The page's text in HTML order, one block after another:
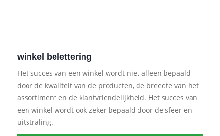
winkel belettering
Het succes van een winkel wordt niet alleen bepaald
door de kwaliteit van de producten, de breedte van het
assortiment en de klantvriendelijkheid. Het succes van
een winkel wordt ook zeker bepaald door de sfeer en
uitstraling.